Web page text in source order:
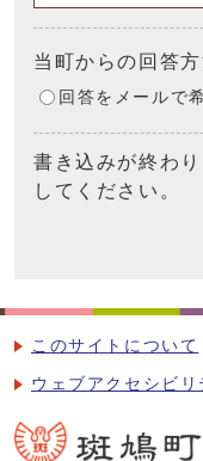
当町からの回答
回答をメールで
書き込みが終わ
してください。
このサイトについて
ウェブアクセシビリ